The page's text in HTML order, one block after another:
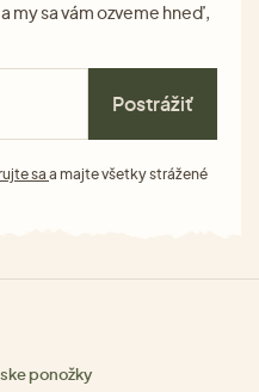
my sa vám ozveme hneď,
Postrážiť
sa a majte všetky strážené
ponožky